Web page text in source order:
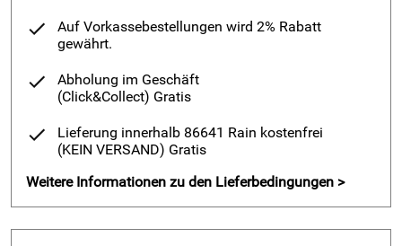
Auf Vorkassebestellungen wird 2% Rabatt
gewährt.
Abholung im Geschäft
(Click&Collect) Gratis
Lieferung innerhalb 86641 Rain kostenfrei
(KEIN VERSAND) Gratis
Weitere Informationen zu den Lieferbedingungen >